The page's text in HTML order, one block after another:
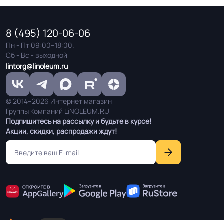
Подпишитесь на рассылку и будьте в курсе!
Акции, скидки, распродажи ждут!
8 (495) 120-06-06
Пн - Пт 09:00–18:00.
Сб - Вс - выходной
lintorg@linoleum.ru
© 2014–2026 Интернет магазин
Группы Компаний LiNOLEUM.RU